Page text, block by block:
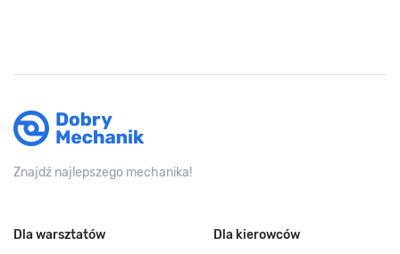
Znajdź najlepszego mechanika!
Dla warsztatów
Dla kierowców